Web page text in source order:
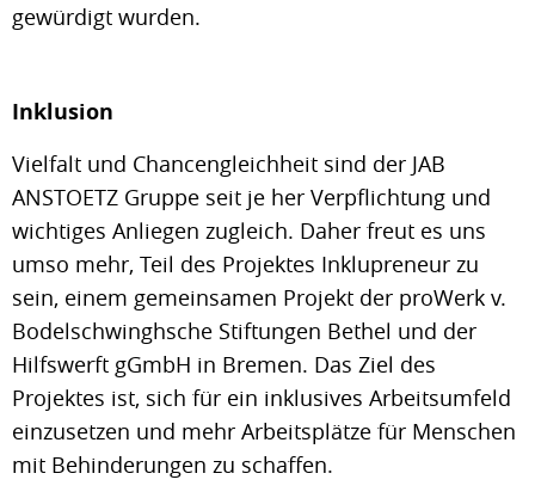
gewürdigt wurden.
Inklusion
Vielfalt und Chancengleichheit sind der JAB
ANSTOETZ Gruppe seit je her Verpflichtung und
wichtiges Anliegen zugleich. Daher freut es uns
umso mehr, Teil des Projektes Inklupreneur zu
sein, einem gemeinsamen Projekt der proWerk v.
Bodelschwinghsche Stiftungen Bethel und der
Hilfswerft gGmbH in Bremen. Das Ziel des
Projektes ist, sich für ein inklusives Arbeitsumfeld
einzusetzen und mehr Arbeitsplätze für Menschen
mit Behinderungen zu schaffen.